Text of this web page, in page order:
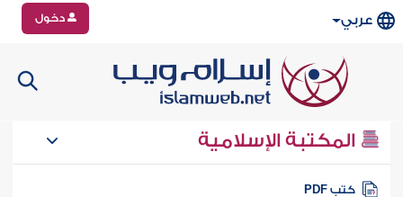
عربي دخول
المكتبة الإسلامية